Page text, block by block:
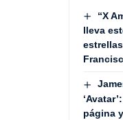
“X
lleva
página